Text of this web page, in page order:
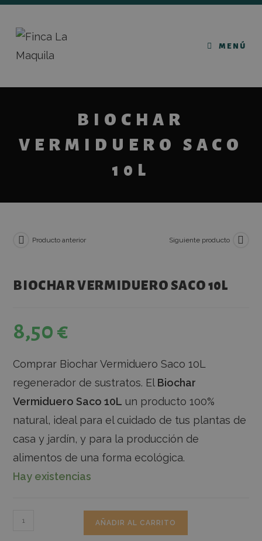
MENÚ
BIOCHAR
VERMIDUERO SACO
10L
Producto anterior Siguiente producto
BIOCHAR VERMIDUERO SACO 10L
8,50€
Comprar Biochar Vermiduero Saco 10L
regenerador de sustratos. El Biochar
Vermiduero Saco 10L un producto 100%
natural, ideal para el cuidado de tus plantas de
casa y jardín, y para la producción de
alimentos de una forma ecológica.
Hay existencias
AÑADIR AL CARRITO